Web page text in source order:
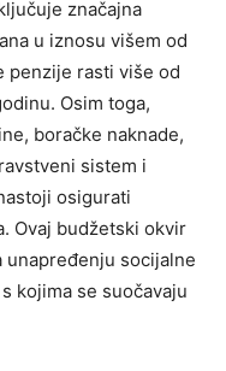
značajna
u iznosu višem od
penzije rasti više od
Osim toga,
boračke naknade,
sistem i
osigurati
Ovaj budžetski okvir
unapređenju socijalne
kojima se suočavaju